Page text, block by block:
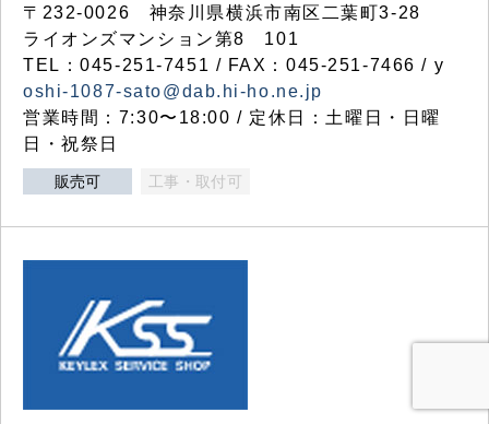
〒232-0026 神奈川県横浜市南区二葉町3-28
ライオンズマンション第8 101
TEL：045-251-7451 / FAX：045-251-7466 / y
oshi-1087-sato@dab.hi-ho.ne.jp
営業時間：7:30〜18:00 / 定休日：土曜日・日曜
日・祝祭日
販売可 工事・取付可